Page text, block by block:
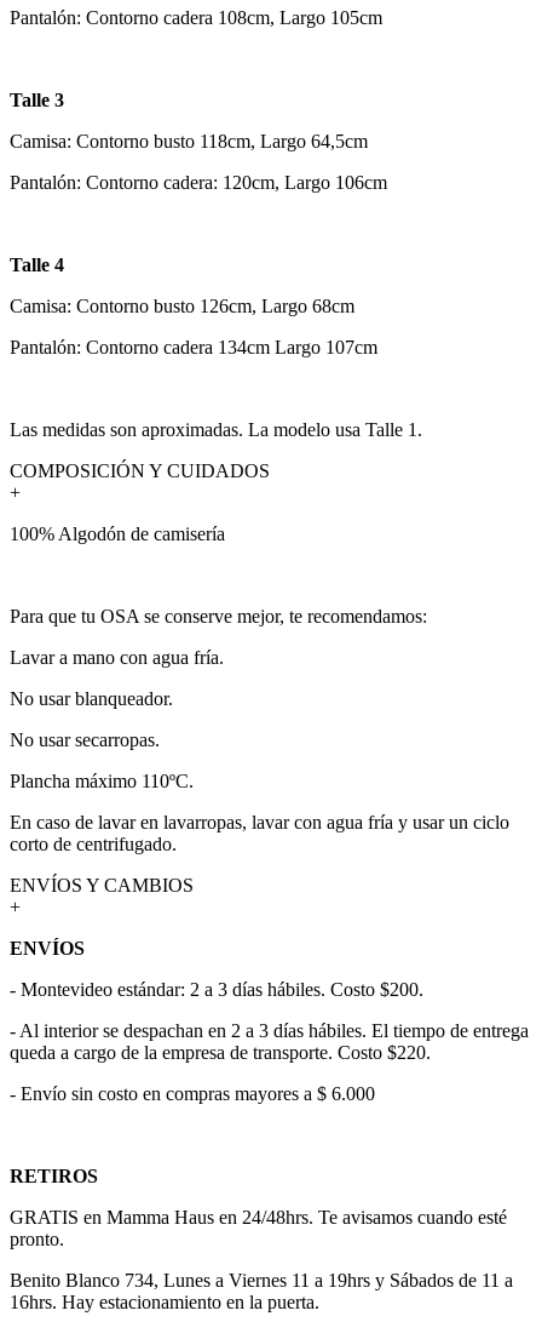
Pantalón: Contorno cadera 108cm, Largo 105cm
Talle 3
Camisa: Contorno busto 118cm, Largo 64,5cm
Pantalón: Contorno cadera: 120cm, Largo 106cm
Talle 4
Camisa: Contorno busto 126cm, Largo 68cm
Pantalón: Contorno cadera 134cm Largo 107cm
Las medidas son aproximadas. La modelo usa Talle 1.
COMPOSICIÓN Y CUIDADOS
+
100% Algodón de camisería
Para que tu OSA se conserve mejor, te recomendamos:
Lavar a mano con agua fría.
No usar blanqueador.
No usar secarropas.
Plancha máximo 110ºC.
En caso de lavar en lavarropas, lavar con agua fría y usar un ciclo
corto de centrifugado.
ENVÍOS Y CAMBIOS
+
ENVÍOS
- Montevideo estándar: 2 a 3 días hábiles. Costo $200.
- Al interior se despachan en 2 a 3 días hábiles. El tiempo de entrega
queda a cargo de la empresa de transporte. Costo $220.
- Envío sin costo en compras mayores a $ 6.000
RETIROS
GRATIS en Mamma Haus en 24/48hrs. Te avisamos cuando esté
pronto.
Benito Blanco 734, Lunes a Viernes 11 a 19hrs y Sábados de 11 a
16hrs. Hay estacionamiento en la puerta.